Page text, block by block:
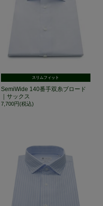
スリムフィット
SemiWide 140番手双糸ブロード
｜サックス
7,700円(税込)